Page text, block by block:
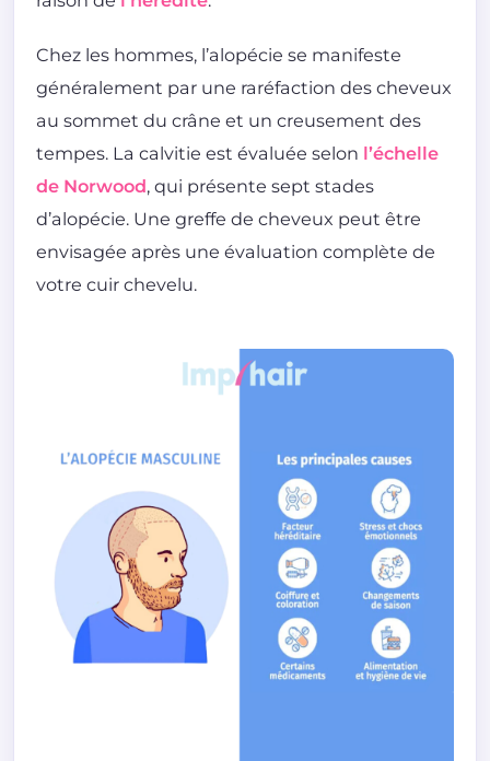
Chez les hommes, l’alopécie se manifeste
généralement par une raréfaction des cheveux
au sommet du crâne et un creusement des
tempes. La calvitie est évaluée selon l’échelle
de Norwood, qui présente sept stades
d’alopécie. Une greffe de cheveux peut être
envisagée après une évaluation complète de
votre cuir chevelu.